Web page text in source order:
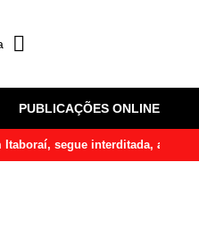
PUBLICAÇÕES ONLINE
Itaboraí, segue interditada, após